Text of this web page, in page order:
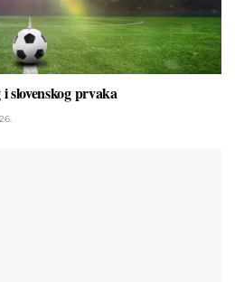
slovenskog prvaka